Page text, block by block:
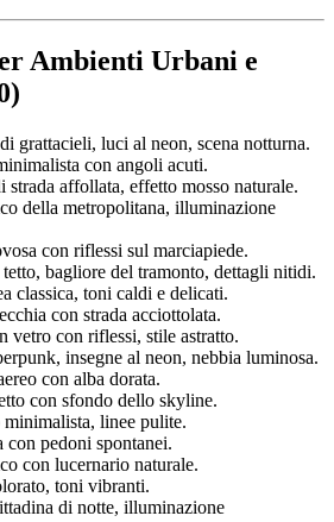
Ambienti Urbani e
grattacieli, luci al neon, scena notturna.
con angoli acuti.
strada affollata, effetto mosso naturale.
della metropolitana, illuminazione
con riflessi sul marciapiede.
bagliore del tramonto, dettagli nitidi.
classica, toni caldi e delicati.
con strada acciottolata.
vetro con riflessi, stile astratto.
insegne al neon, nebbia luminosa.
con alba dorata.
con sfondo dello skyline.
linee pulite.
con pedoni spontanei.
con lucernario naturale.
toni vibranti.
di notte, illuminazione